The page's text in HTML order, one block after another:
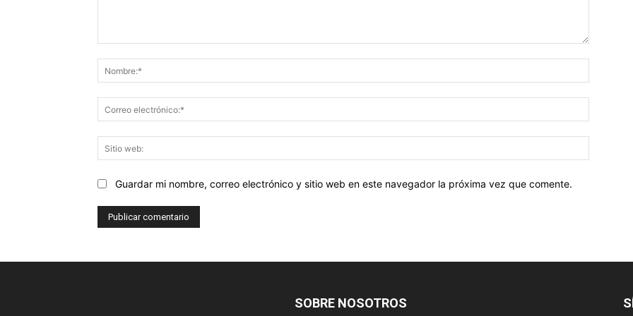
web:
Guardar mi nombre, correo electrónico y sitio web en este navegador la próxima vez que comente.
SOBRE NOSOTROS